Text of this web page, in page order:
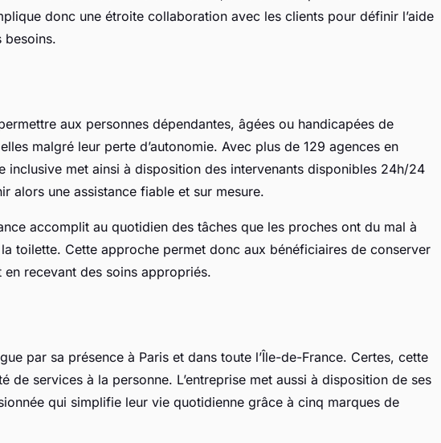
donc une étroite collaboration avec les clients pour définir l’aide
besoins.
aux personnes dépendantes, âgées ou handicapées de
malgré leur perte d’autonomie. Avec plus de 129 agences en
inclusive met ainsi à disposition des intervenants disponibles 24h/24
alors une assistance fiable et sur mesure.
accomplit au quotidien des tâches que les proches ont du mal à
toilette. Cette approche permet donc aux bénéficiaires de conserver
recevant des soins appropriés.
par sa présence à Paris et dans toute l’Île-de-France. Certes, cette
de services à la personne. L’entreprise met aussi à disposition de ses
qui simplifie leur vie quotidienne grâce à cinq marques de